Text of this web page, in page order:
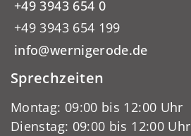
+49 3943 654 0
+49 3943 654 199
info@wernigerode.de
Sprechzeiten
Montag: 09:00 bis 12:00 Uhr
Dienstag: 09:00 bis 12:00 Uhr